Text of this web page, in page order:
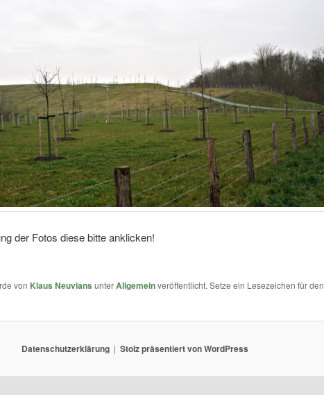
der Fotos diese bitte anklicken!
von Klaus Neuvians unterAllgemeinveröffentlicht. Setze ein Lesezeichen für den
Datenschutzerklärung Stolz präsentiert von WordPress